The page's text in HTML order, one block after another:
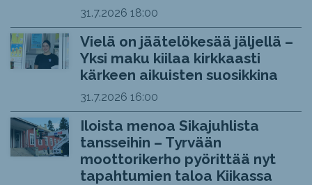
31.7.2026 18:00
Vielä on jäätelökesää jäljellä –
Yksi maku kiilaa kirkkaasti
kärkeen aikuisten suosikkina
31.7.2026 16:00
Iloista menoa Sikajuhlista
tansseihin – Tyrvään
moottorikerho pyörittää nyt
tapahtumien taloa Kiikassa